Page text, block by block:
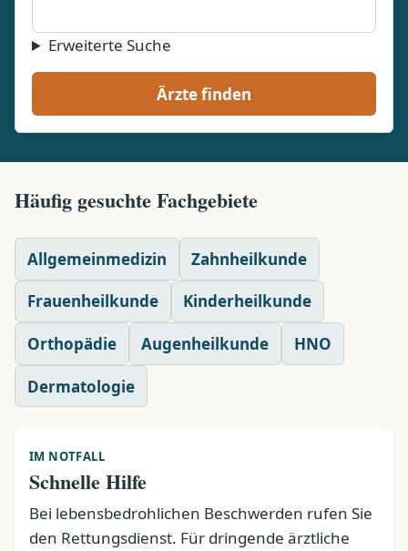
Erweiterte Suche
Ärzte finden
Häufig gesuchte Fachgebiete
Allgemeinmedizin Zahnheilkunde
Frauenheilkunde Kinderheilkunde
Orthopädie Augenheilkunde HNO
Dermatologie
IM NOTFALL
Schnelle Hilfe
Bei lebensbedrohlichen Beschwerden rufen Sie
den Rettungsdienst. Für dringende ärztliche